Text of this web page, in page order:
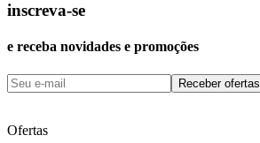
inscreva-se
e receba novidades e promoções
Receber ofertas
Ofertas